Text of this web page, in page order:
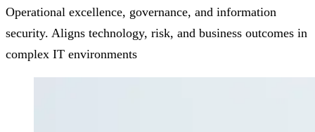
Operational excellence, governance, and information
security. Aligns technology, risk, and business outcomes in
complex IT environments